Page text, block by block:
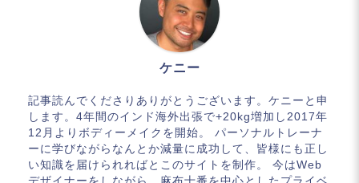
ケニー
記事読んでくださりありがとうございます。ケニーと申
します。4年間のインド海外出張で+20kg増加し2017年
12月よりボディーメイクを開始。 パーソナルトレーナ
ーに学びながらなんとか減量に成功して、皆様にも正し
い知識を届けられればとこのサイトを制作。 今はWeb